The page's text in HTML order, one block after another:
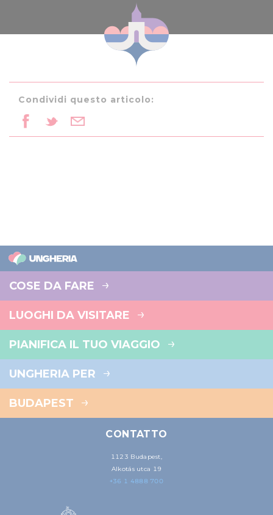
Condividi questo articolo:
COSE DA FARE
LUOGHI DA VISITARE
PIANIFICA IL TUO VIAGGIO
UNGHERIA PER
BUDAPEST
CONTATTO
1123 Budapest,
Alkotás utca 19
+36 1 4888 700